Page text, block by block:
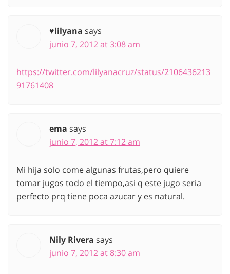
♥lilyana says
junio 7, 2012 at 3:08 am
https://twitter.com/lilyanacruz/status/2106436213
91761408
ema says
junio 7, 2012 at 7:12 am
Mi hija solo come algunas frutas,pero quiere
tomar jugos todo el tiempo,asi q este jugo seria
perfecto prq tiene poca azucar y es natural.
Nily Rivera says
junio 7, 2012 at 8:30 am